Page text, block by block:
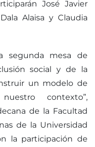
José Javier
Alaisa y Claudia
segunda mesa de
social y de la
un modelo de
contexto”,
de la Facultad
de la Universidad
la participación de